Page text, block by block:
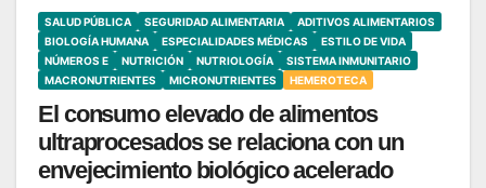
SALUD PÚBLICA SEGURIDAD ALIMENTARIA
ADITIVOS ALIMENTARIOS
BIOLOGÍA HUMANA
ESPECIALIDADES MÉDICAS
ESTILO DE VIDA
NÚMEROS E
NUTRICIÓN NUTRIOLOGÍA
SISTEMA INMUNITARIO
MACRONUTRIENTES
MICRONUTRIENTES HEMEROTECA
El consumo elevado de alimentos
ultraprocesados se relaciona con un
envejecimiento biológico acelerado